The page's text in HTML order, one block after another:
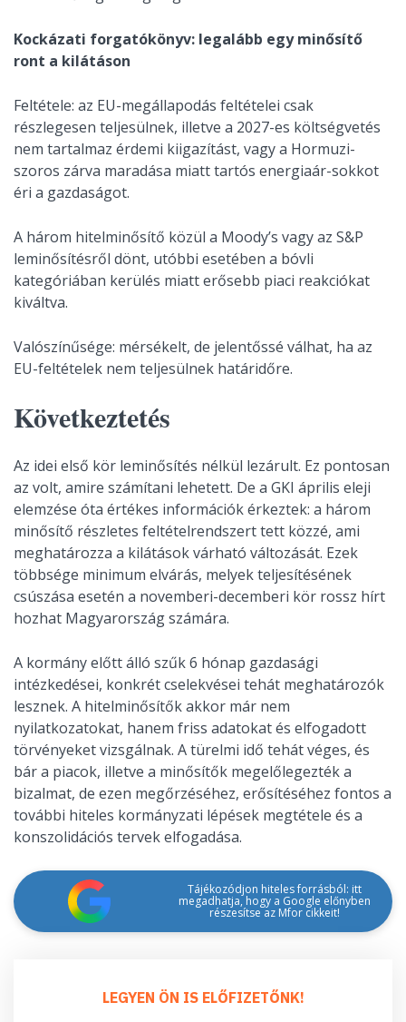
Kockázati forgatókönyv: legalább egy minősítő
ront a kilátáson
Feltétele: az EU-megállapodás feltételei csak
részlegesen teljesülnek, illetve a 2027-es költségvetés
nem tartalmaz érdemi kiigazítást, vagy a Hormuzi-
szoros zárva maradása miatt tartós energiaár-sokkot
éri a gazdaságot.
A három hitelminősítő közül a Moody’s vagy az S&P
leminősítésről dönt, utóbbi esetében a bóvli
kategóriában kerülés miatt erősebb piaci reakciókat
kiváltva.
Valószínűsége: mérsékelt, de jelentőssé válhat, ha az
EU-feltételek nem teljesülnek határidőre.
Következtetés
Az idei első kör leminősítés nélkül lezárult. Ez pontosan
az volt, amire számítani lehetett. De a GKI április eleji
elemzése óta értékes információk érkeztek: a három
minősítő részletes feltételrendszert tett közzé, ami
meghatározza a kilátások várható változását. Ezek
többsége minimum elvárás, melyek teljesítésének
csúszása esetén a novemberi-decemberi kör rossz hírt
hozhat Magyarország számára.
A kormány előtt álló szűk 6 hónap gazdasági
intézkedései, konkrét cselekvései tehát meghatározók
lesznek. A hitelminősítők akkor már nem
nyilatkozatokat, hanem friss adatokat és elfogadott
törvényeket vizsgálnak. A türelmi idő tehát véges, és
bár a piacok, illetve a minősítők megelőlegezték a
bizalmat, de ezen megőrzéséhez, erősítéséhez fontos a
további hiteles kormányzati lépések megtétele és a
konszolidációs tervek elfogadása.
Tájékozódjon hiteles forrásból: itt
megadhatja, hogy a Google előnyben
részesítse az Mfor cikkeit!
LEGYEN ÖN IS ELŐFIZETŐNK!